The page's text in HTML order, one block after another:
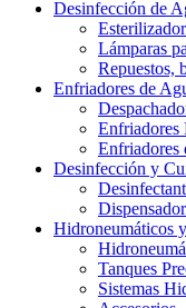
Desinfección de
Lámparas
Repuestos,
Enfriadores de
Enfriadores
Enfriadores
Desinfección y
Hidroneumáticos
Tanques
Sistemas